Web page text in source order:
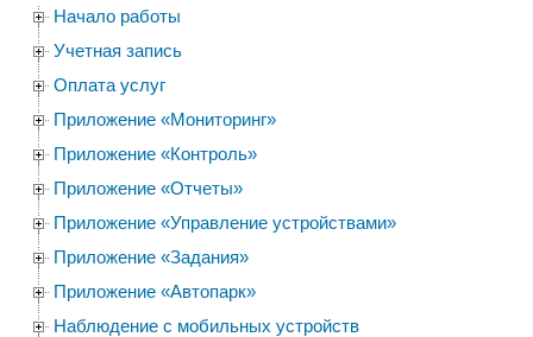
Начало работы
Учетная запись
Оплата услуг
Приложение «Мониторинг»
Приложение «Контроль»
Приложение «Отчеты»
Приложение «Управление устройствами»
Приложение «Задания»
Приложение «Автопарк»
Наблюдение с мобильных устройств